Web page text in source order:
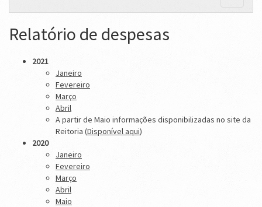
Relatório de despesas
2021
Janeiro
Fevereiro
Março
Abril
A partir de Maio informações disponibilizadas no site da
Reitoria (Disponível aqui)
2020
Janeiro
Fevereiro
Março
Abril
Maio